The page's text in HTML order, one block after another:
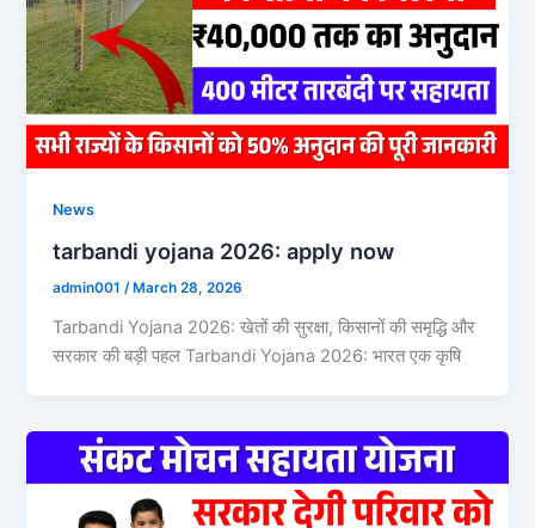
News
tarbandi yojana 2026: apply now
admin001 /March 28, 2026
Tarbandi Yojana 2026: खेतों की सुरक्षा, किसानों की समृद्धि और
सरकार की बड़ी पहल Tarbandi Yojana 2026: भारत एक कृषि